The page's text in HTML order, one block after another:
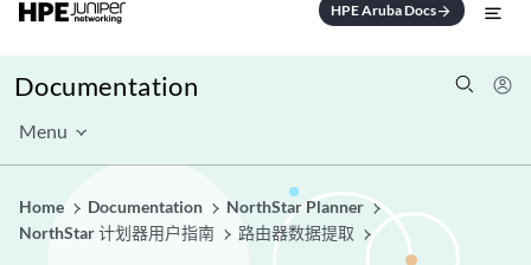
HPE Aruba Docsarrow_forward
Documentation
Menu
Home Documentation
NorthStar Planner
NorthStar 计划器用户指南
路由器数据提取